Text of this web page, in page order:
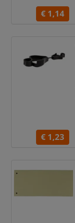
€ 1,14
€ 1,23